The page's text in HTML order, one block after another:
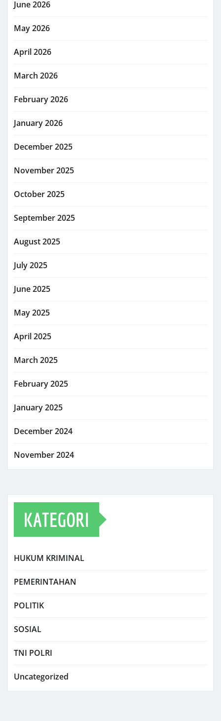
June 2026
May 2026
April 2026
March 2026
February 2026
January 2026
December 2025
November 2025
October 2025
September 2025
August 2025
July 2025
June 2025
May 2025
April 2025
March 2025
February 2025
January 2025
December 2024
November 2024
KATEGORI
HUKUM KRIMINAL
PEMERINTAHAN
POLITIK
SOSIAL
TNI POLRI
Uncategorized